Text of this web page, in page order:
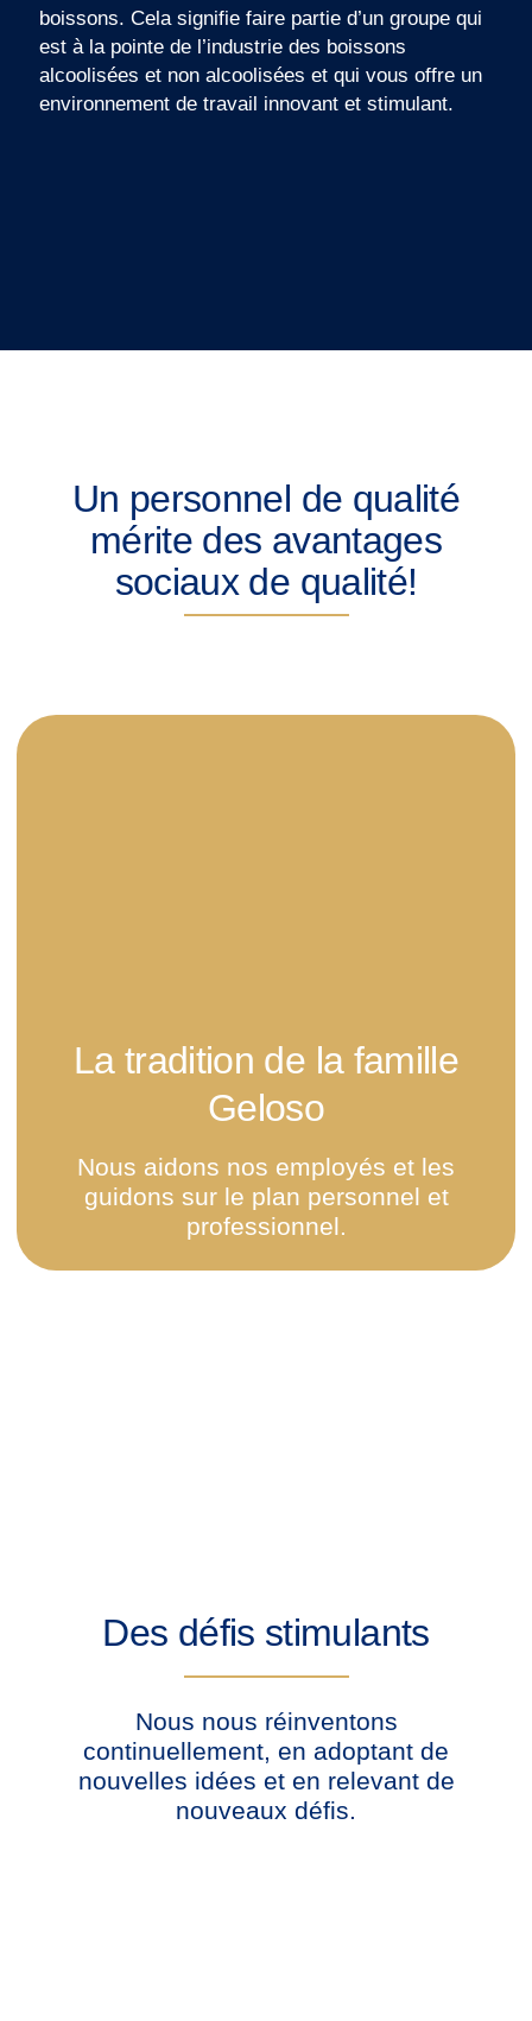
boissons. Cela signifie faire partie d’un groupe qui
est à la pointe de l’industrie des boissons
alcoolisées et non alcoolisées et qui vous offre un
environnement de travail innovant et stimulant.
Un personnel de qualité
mérite des avantages
sociaux de qualité!
La tradition de la famille
Geloso
Nous aidons nos employés et les
guidons sur le plan personnel et
professionnel.
Des défis stimulants
Nous nous réinventons
continuellement, en adoptant de
nouvelles idées et en relevant de
nouveaux défis.